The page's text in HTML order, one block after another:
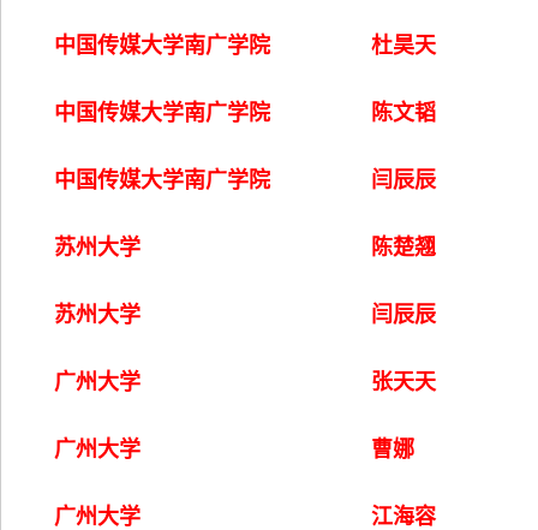
中国传媒大学南广学院 杜昊天
中国传媒大学南广学院 陈文韬
中国传媒大学南广学院 闫辰辰
苏州大学 陈楚翘
苏州大学 闫辰辰
广州大学 张天天
广州大学 曹娜
广州大学 江海容